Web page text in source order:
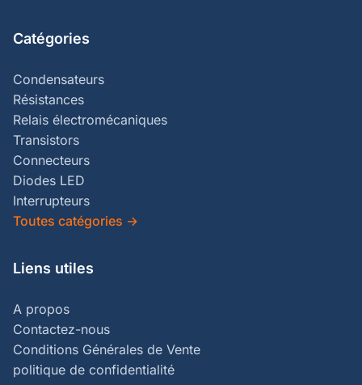
Catégories
Condensateurs
Résistances
Relais électromécaniques
Transistors
Connecteurs
Diodes LED
Interrupteurs
Toutes catégories →
Liens utiles
A propos
Contactez-nous
Conditions Générales de Vente
politique de confidentialité